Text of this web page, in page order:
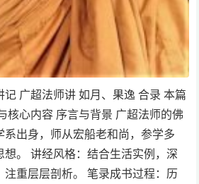
记 广超法师讲 如月、果逸 合录 本篇
核心内容 序言与背景 广超法师的佛
出身，师从宏船老和尚，参学多
。 讲经风格：结合生活实例，深
注重层层剖析。 笔录成书过程：历